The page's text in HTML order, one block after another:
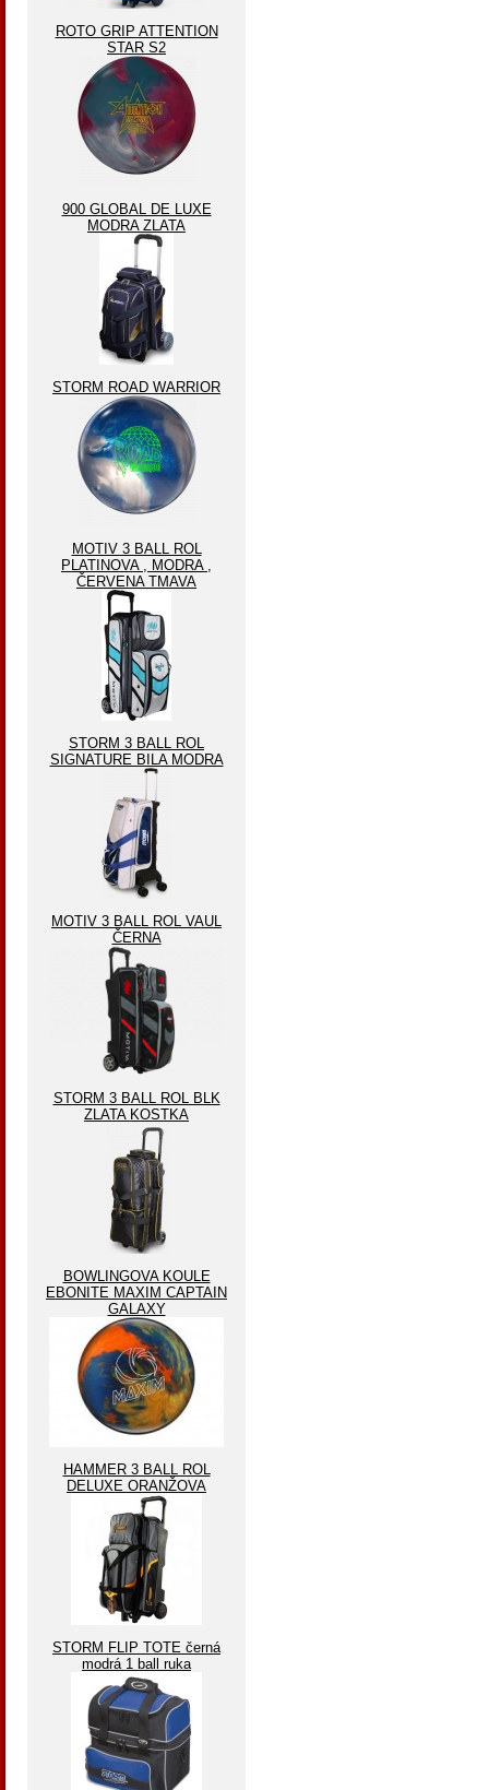
ROTO GRIP ATTENTION
STAR S2
900 GLOBAL DE LUXE
MODRA ZLATA
STORM ROAD WARRIOR
MOTIV 3 BALL ROL
PLATINOVA , MODRA ,
ČERVENA TMAVA
STORM 3 BALL ROL
SIGNATURE BILA MODRA
MOTIV 3 BALL ROL VAUL
ČERNA
STORM 3 BALL ROL BLK
ZLATA KOSTKA
BOWLINGOVA KOULE
EBONITE MAXIM CAPTAIN
GALAXY
HAMMER 3 BALL ROL
DELUXE ORANŽOVA
STORM FLIP TOTE černá
modrá 1 ball ruka